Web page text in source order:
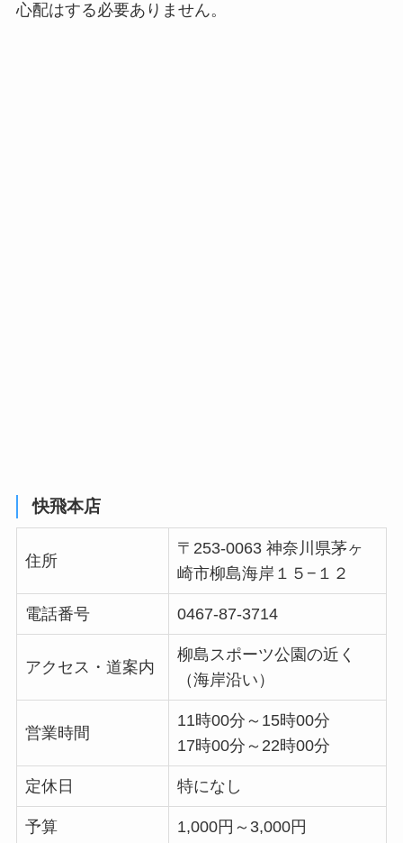
心配はする必要ありません。
快飛本店
住所
〒253-0063 神奈川県茅ヶ
崎市柳島海岸１５−１２
電話番号 0467-87-3714
アクセス・道案内
柳島スポーツ公園の近く
（海岸沿い）
営業時間
11時00分～15時00分
17時00分～22時00分
定休日 特になし
予算 1,000円～3,000円